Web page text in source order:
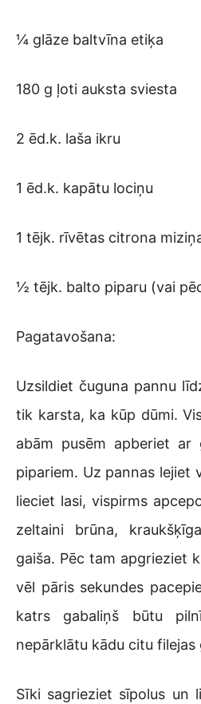
¼ glāze baltvīna etiķa
180 g ļoti auksta sviesta
2 ēd.k. laša ikru
1 ēd.k. kapātu lociņu
1 tējk. rīvētas citrona
½ tējk. balto piparu (vai
Pagatavošana:
Uzsildiet čuguna pannu
tik karsta, ka kūp dūmi.
abām pusēm apberiet ar
pipariem. Uz pannas lejiet
lieciet lasi, vispirms
zeltaini brūna,
gaiša. Pēc tam apgrieziet
vēl pāris sekundes
katrs gabaliņš būtu
nepārklātu kādu citu filejas
Sīki sagrieziet sīpolus un